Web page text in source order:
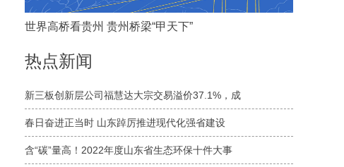
世界高桥看贵州 贵州桥梁“甲天下”
热点新闻
新三板创新层公司福慧达大宗交易溢价37.1%，成
春日奋进正当时 山东踔厉推进现代化强省建设
含“碳”量高！2022年度山东省生态环保十件大事